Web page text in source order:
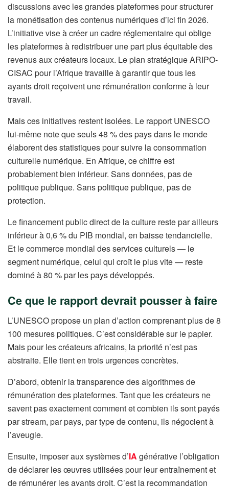
discussions avec les grandes plateformes pour structurer
la monétisation des contenus numériques d’ici fin 2026.
L’initiative vise à créer un cadre réglementaire qui oblige
les plateformes à redistribuer une part plus équitable des
revenus aux créateurs locaux. Le plan stratégique ARIPO-
CISAC pour l’Afrique travaille à garantir que tous les
ayants droit reçoivent une rémunération conforme à leur
travail.
Mais ces initiatives restent isolées. Le rapport UNESCO
lui-même note que seuls 48 % des pays dans le monde
élaborent des statistiques pour suivre la consommation
culturelle numérique. En Afrique, ce chiffre est
probablement bien inférieur. Sans données, pas de
politique publique. Sans politique publique, pas de
protection.
Le financement public direct de la culture reste par ailleurs
inférieur à 0,6 % du PIB mondial, en baisse tendancielle.
Et le commerce mondial des services culturels — le
segment numérique, celui qui croît le plus vite — reste
dominé à 80 % par les pays développés.
Ce que le rapport devrait pousser à faire
L’UNESCO propose un plan d’action comprenant plus de 8
100 mesures politiques. C’est considérable sur le papier.
Mais pour les créateurs africains, la priorité n’est pas
abstraite. Elle tient en trois urgences concrètes.
D’abord, obtenir la transparence des algorithmes de
rémunération des plateformes. Tant que les créateurs ne
savent pas exactement comment et combien ils sont payés
par stream, par pays, par type de contenu, ils négocient à
l’aveugle.
Ensuite, imposer aux systèmes d’IA générative l’obligation
de déclarer les œuvres utilisées pour leur entraînement et
de rémunérer les ayants droit. C’est la recommandation